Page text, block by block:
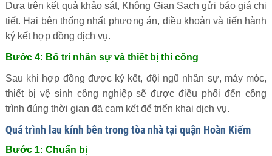
Dựa trên kết quả khảo sát, Không Gian Sạch gửi báo giá chi
tiết. Hai bên thống nhất phương án, điều khoản và tiến hành
ký kết hợp đồng dịch vụ.
Bước 4: Bố trí nhân sự và thiết bị thi công
Sau khi hợp đồng được ký kết, đội ngũ nhân sự, máy móc,
thiết bị vệ sinh công nghiệp sẽ được điều phối đến công
trình đúng thời gian đã cam kết để triển khai dịch vụ.
Quá trình lau kính bên trong tòa nhà tại quận Hoàn Kiếm
Bước 1: Chuẩn bị